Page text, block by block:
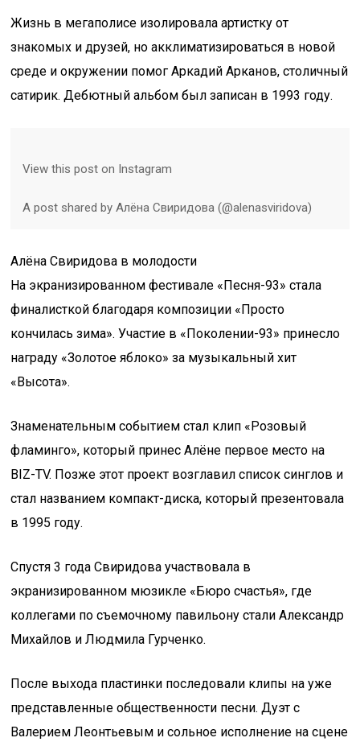
Жизнь в мегаполисе изолировала артистку от
знакомых и друзей, но акклиматизироваться в новой
среде и окружении помог Аркадий Арканов, столичный
сатирик. Дебютный альбом был записан в 1993 году.
View this post on Instagram
A post shared by Алёна Свиридова (@alenasviridova)
Алёна Свиридова в молодости
На экранизированном фестивале «Песня-93» стала
финалисткой благодаря композиции «Просто
кончилась зима». Участие в «Поколении-93» принесло
награду «Золотое яблоко» за музыкальный хит
«Высота».
Знаменательным событием стал клип «Розовый
фламинго», который принес Алёне первое место на
BIZ-TV. Позже этот проект возглавил список синглов и
стал названием компакт-диска, который презентовала
в 1995 году.
Спустя 3 года Свиридова участвовала в
экранизированном мюзикле «Бюро счастья», где
коллегами по съемочному павильону стали Александр
Михайлов и Людмила Гурченко.
После выхода пластинки последовали клипы на уже
представленные общественности песни. Дуэт с
Валерием Леонтьевым и сольное исполнение на сцене